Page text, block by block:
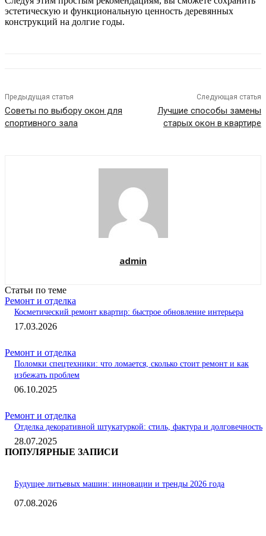
эстетическую и функциональную ценность деревянных
конструкций на долгие годы.
Предыдущая статья
Советы по выбору окон для
спортивного зала
Следующая статья
Лучшие способы замены
старых окон в квартире
admin
Статьи по теме
Ремонт и отделка
Косметический ремонт квартир: быстрое обновление интерьера
17.03.2026
Ремонт и отделка
Поломки спецтехники: что ломается, сколько стоит ремонт и как
избежать проблем
06.10.2025
Ремонт и отделка
Отделка декоративной штукатуркой: стиль, фактура и долговечность
28.07.2025
ПОПУЛЯРНЫЕ ЗАПИСИ
Будущее литьевых машин: инновации и тренды 2026 года
07.08.2026